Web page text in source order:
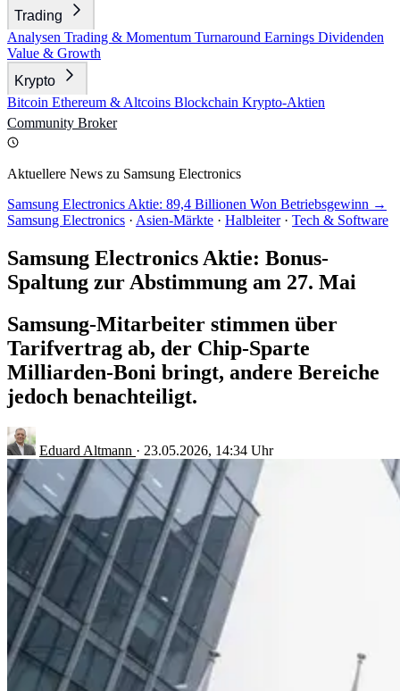
Trading
Analysen Trading & Momentum Turnaround Earnings Dividenden
Value & Growth
Krypto
Bitcoin Ethereum & Altcoins Blockchain Krypto-Aktien
Community Broker
Aktuellere News zu Samsung Electronics
Samsung Electronics Aktie: 89,4 Billionen Won Betriebsgewinn →
Samsung Electronics · Asien-Märkte · Halbleiter · Tech & Software
Samsung Electronics Aktie: Bonus-
Spaltung zur Abstimmung am 27. Mai
Samsung-Mitarbeiter stimmen über
Tarifvertrag ab, der Chip-Sparte
Milliarden-Boni bringt, andere Bereiche
jedoch benachteiligt.
Eduard Altmann · 23.05.2026, 14:34 Uhr